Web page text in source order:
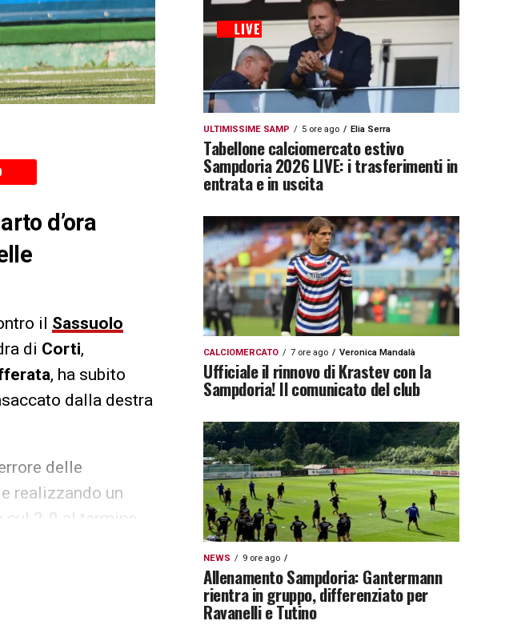
d’ora
il Sassuolo
di Corti,
, ha subito
dalla destra
delle
realizzando un
sul 2-0 al termine
ULTIMISSIME SAMP 5 ore ago Elia Serra
Tabellone calciomercato estivo
Sampdoria 2026 LIVE: i trasferimenti in
entrata e in uscita
CALCIOMERCATO 7 ore ago Veronica Mandalà
Ufficiale il rinnovo di Krastev con la
Sampdoria! Il comunicato del club
NEWS 9 ore ago
Allenamento Sampdoria: Gantermann
rientra in gruppo, differenziato per
Ravanelli e Tutino